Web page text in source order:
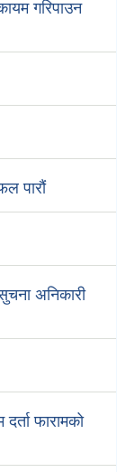
गरिपाउन
पारौं
अनिकारी
फारामको